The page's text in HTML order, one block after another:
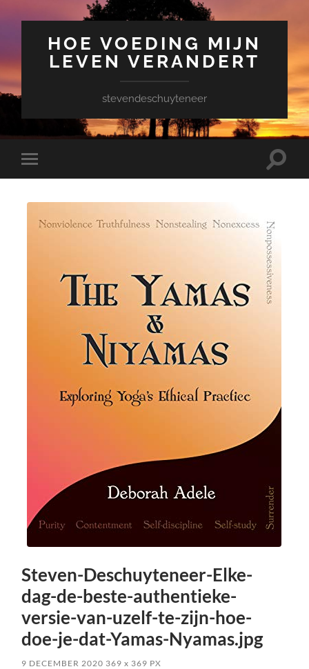
HOE VOEDING MIJN
LEVEN VERANDERT
stevendeschuyteneer
Toggle
mobiel
Toggle
Steven-Deschuyteneer-Elke-
dag-de-beste-authentieke-
versie-van-uzelf-te-zijn-hoe-
doe-je-dat-Yamas-Nyamas.jpg
9 DECEMBER 2020 369x 369 PX